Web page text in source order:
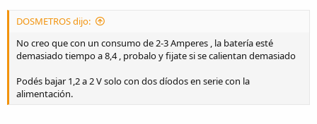
DOSMETROS dijo:
No creo que con un consumo de 2-3 Amperes , la batería esté
demasiado tiempo a 8,4 , probalo y fijate si se calientan demasiado
Podés bajar 1,2 a 2 V solo con dos díodos en serie con la
alimentación.